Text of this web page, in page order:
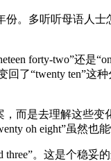
。多听听母语人
forty-two”还是
了“twenty ten”
而是去理解这些
oh eight”虽然也
。这是个稳妥的